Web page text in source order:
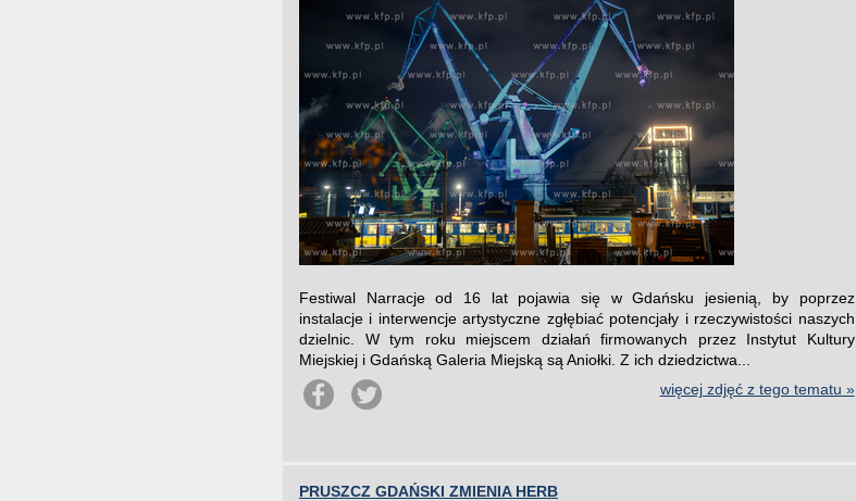
Festiwal Narracje od 16 lat pojawia się w Gdańsku jesienią, by poprzez
instalacje i interwencje artystyczne zgłębiać potencjały i rzeczywistości naszych
dzielnic. W tym roku miejscem działań firmowanych przez Instytut Kultury
Miejskiej i Gdańską Galeria Miejską są Aniołki. Z ich dziedzictwa...
więcej zdjęć z tego tematu »
PRUSZCZ GDAŃSKI ZMIENIA HERB